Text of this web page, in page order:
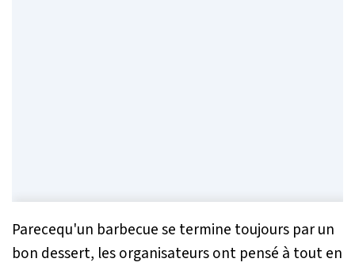
Parecequ'un barbecue se termine toujours par un
bon dessert, les organisateurs ont pensé à tout en